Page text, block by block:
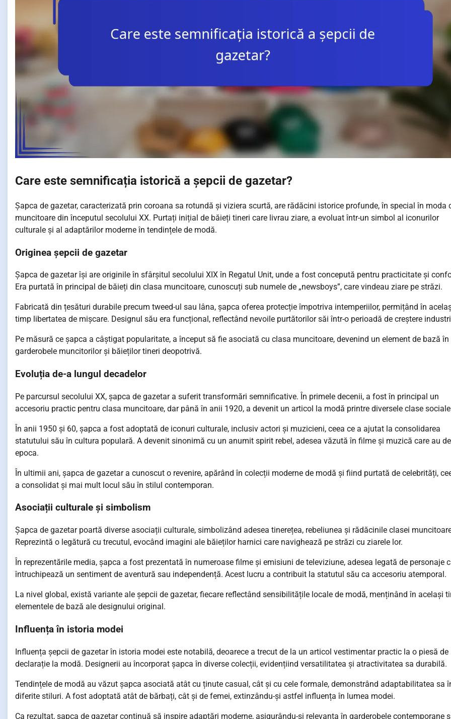
Care este semnificația istorică a șepcii de gazetar?
Șapca de gazetar, caracterizată prin coroana sa rotundă și viziera scurtă, are rădăcini istorice profunde, în special în moda
muncitoare din începutul secolului XX. Purtați inițial de băieți tineri care livrau ziare, a evoluat într-un simbol al iconurilor
culturale și al adaptărilor moderne în tendințele de modă.
Originea șepcii de gazetar
Șapca de gazetar își are originile în sfârșitul secolului XIX în Regatul Unit, unde a fost concepută pentru practicitate și
Era purtată în principal de băieți din clasa muncitoare, cunoscuți sub numele de „newsboys”, care vindeau ziare pe străzi.
Fabricată din țesături durabile precum tweed-ul sau lâna, șapca oferea protecție împotriva intemperiilor, permițând în
timp libertatea de mișcare. Designul său era funcțional, reflectând nevoile purtătorilor săi într-o perioadă de creștere
Pe măsură ce șapca a câștigat popularitate, a început să fie asociată cu clasa muncitoare, devenind un element de bază în
garderobele muncitorilor și băieților tineri deopotrivă.
Evoluția de-a lungul decadelor
Pe parcursul secolului XX, șapca de gazetar a suferit transformări semnificative. În primele decenii, a fost în principal un
accesoriu practic pentru clasa muncitoare, dar până în anii 1920, a devenit un articol la modă printre diversele clase
În anii 1950 și 60, șapca a fost adoptată de iconuri culturale, inclusiv actori și muzicieni, ceea ce a ajutat la consolidarea
statutului său în cultura populară. A devenit sinonimă cu un anumit spirit rebel, adesea văzută în filme și muzică care au
epoca.
În ultimii ani, șapca de gazetar a cunoscut o revenire, apărând în colecții moderne de modă și fiind purtată de celebrități,
a consolidat și mai mult locul său în stilul contemporan.
Asociații culturale și simbolism
Șapca de gazetar poartă diverse asociații culturale, simbolizând adesea tinerețea, rebeliunea și rădăcinile clasei
Reprezintă o legătură cu trecutul, evocând imagini ale băieților harnici care navighează pe străzi cu ziarele lor.
În reprezentările media, șapca a fost prezentată în numeroase filme și emisiuni de televiziune, adesea legată de personaje
întruchipează un sentiment de aventură sau independență. Acest lucru a contribuit la statutul său ca accesoriu atemporal.
La nivel global, există variante ale șepcii de gazetar, fiecare reflectând sensibilitățile locale de modă, menținând în același
elementele de bază ale designului original.
Influența în istoria modei
Influența șepcii de gazetar în istoria modei este notabilă, deoarece a trecut de la un articol vestimentar practic la o piesă de
declarație la modă. Designerii au încorporat șapca în diverse colecții, evidențiind versatilitatea și atractivitatea sa durabilă.
Tendințele de modă au văzut șapca asociată atât cu ținute casual, cât și cu cele formale, demonstrând adaptabilitatea sa
diferite stiluri. A fost adoptată atât de bărbați, cât și de femei, extinzându-și astfel influența în lumea modei.
Ca rezultat, șapca de gazetar continuă să inspire adaptări moderne, asigurându-și relevanța în garderobele contemporane